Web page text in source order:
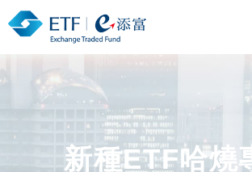
新種ETF哈燒